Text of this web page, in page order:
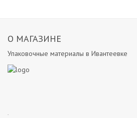
О МАГАЗИНЕ
Упаковочные материалы в Ивантеевке
.